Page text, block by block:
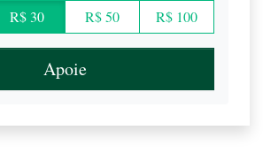
R$ 30 R$ 50 R$ 100
Apoie